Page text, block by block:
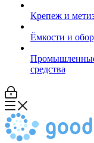
Крепеж и
Ёмкости и
средства